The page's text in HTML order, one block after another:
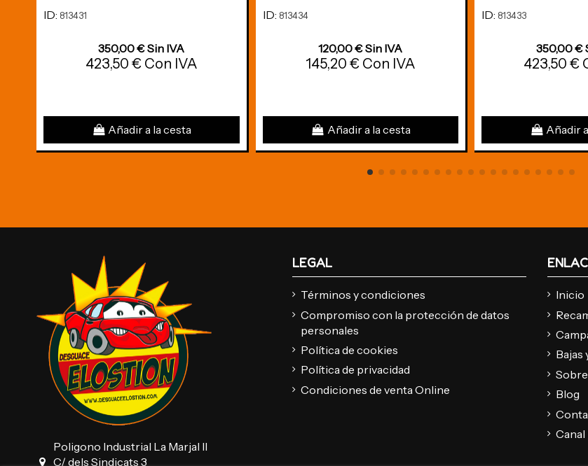
ID: 813431
350,00 € Sin IVA
423,50 € Con IVA
Añadir a la cesta
ID: 813434
120,00 € Sin IVA
145,20 € Con IVA
Añadir a la cesta
ID: 813433
350,00 €
423,50 €
Añadir
Poligono Industrial La Marjal II
C/ dels Sindicats 3
LEGAL
Términos y condiciones
Compromiso con la protección de datos
personales
Política de cookies
Política de privacidad
Condiciones de venta Online
Inicio
Bajas
Blog